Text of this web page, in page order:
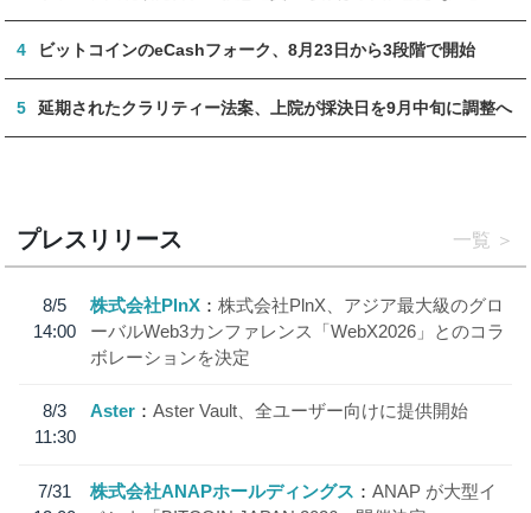
4 ビットコインのeCashフォーク、8月23日から3段階で開始
5 延期されたクラリティー法案、上院が採決日を9月中旬に調整へ
プレスリリース 一覧
8/5
14:00
株式会社PlnX
株式会社PlnX、アジア最大級のグロ
ーバルWeb3カンファレンス「WebX2026」とのコラ
ボレーションを決定
8/3
11:30
Aster Aster Vault、全ユーザー向けに提供開始
7/31
株式会社ANAPホールディングス
ANAP が大型イ